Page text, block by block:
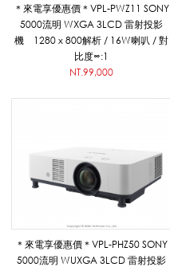
導
覽
用
＊來電享優惠價＊VPL-PWZ11 SONY
5000流明 WXGA 3LCD 雷射投影
機 1280 x 800解析 / 16W喇叭 / 對
比度∞:1
NT.99,000
＊來電享優惠價＊VPL-PHZ50 SONY
5000流明 WUXGA 3LCD 雷射投影